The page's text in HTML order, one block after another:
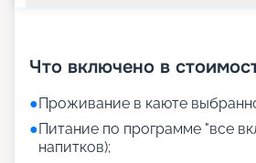
Что включено в
●Проживание в каюте
●Питание по программе "все
напитков);